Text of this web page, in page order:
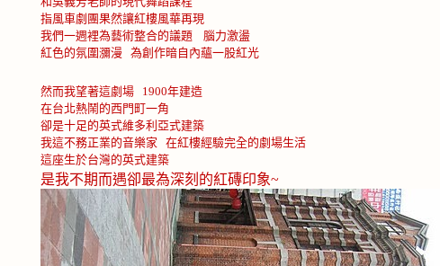
指風車劇團果然讓紅樓風華再現
我們一週裡為藝術整合的議題
腦力激盪
紅色的氛圍瀰漫
為創作暗自內蘊一股紅光
然而我望著這劇場 1900年建造
在台北熱鬧的西門町一角
卻是十足的英式維多利亞式建築
我這不務正業的音樂家
在紅樓經驗完全的劇場生活
這座生於台灣的英式建築
是我不期而遇卻最為深刻的紅磚印象~